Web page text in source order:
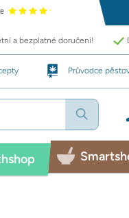
a bezplatné doručení!
Průvodce